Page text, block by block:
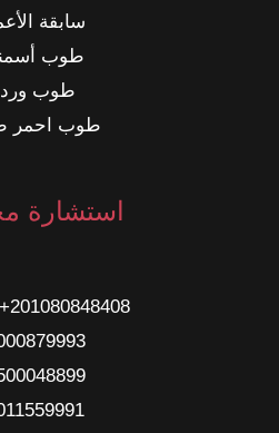
سابقة
طوب
طوب
طوب احمر
استشارة
+201080848408